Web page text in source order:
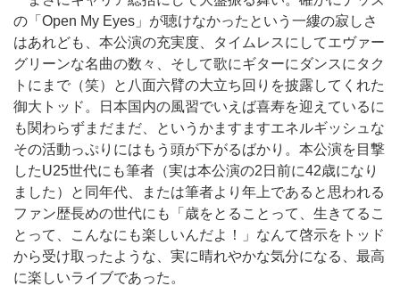
の「Open My Eyes」が聴けなかったという一縷の寂しさ
はあれども、本公演の充実度、タイムレスにしてエヴァー
グリーンな名曲の数々、そして歌にギターにダンスにタク
トにまで（笑）と八面六臂の大立ち回りを披露してくれた
御大トッド。日本国内の風習でいえば喜寿を迎えているに
も関わらずまだまだ、というかますますエネルギッシュな
その活動っぷりにはもう頭が下がるばかり。本公演を目撃
したU25世代にも筆者（実は本公演の2日前に42歳になり
ました）と同年代、または筆者より年上であると思われる
ファン歴長めの世代にも「歳をとることって、生きてるこ
とって、こんなにも楽しいんだよ！」なんて啓示をトッド
から受け取ったような、実に晴れやかな気分になる、最高
に楽しいライブであった。